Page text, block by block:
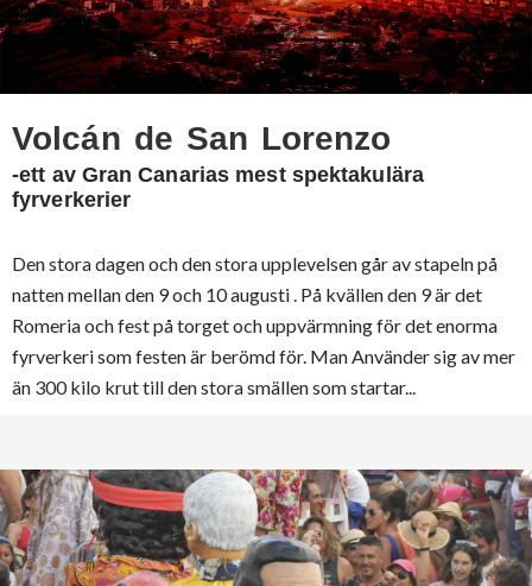
Volcán de San Lorenzo
-ett av Gran Canarias mest spektakulära
fyrverkerier
Den stora dagen och den stora upplevelsen går av stapeln på
natten mellan den 9 och 10 augusti . På kvällen den 9 är det
Romeria och fest på torget och uppvärmning för det enorma
fyrverkeri som festen är berömd för. Man Använder sig av mer
än 300 kilo krut till den stora smällen som startar...